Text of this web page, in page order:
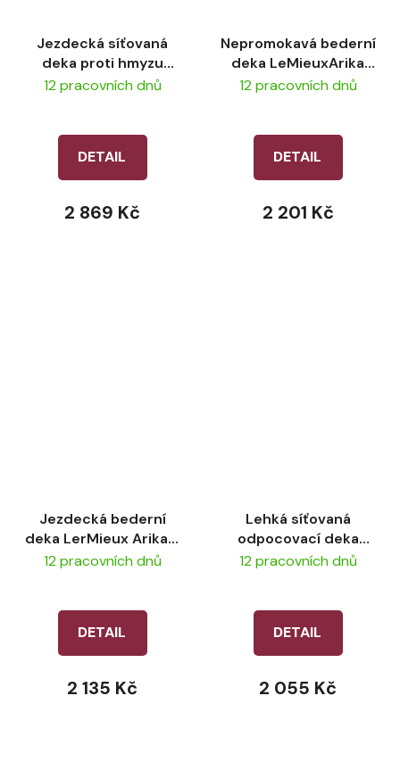
Jezdecká síťovaná
deka proti hmyzu
LeMieux Ride On -
12 pracovních dnů
DETAIL
2 869 Kč
Nepromokavá bederní
deka LeMieuxArika
Waterproof Quarter
12 pracovních dnů
DETAIL
2 201 Kč
Jezdecká bederní
deka LerMieux Arika -
Navy
12 pracovních dnů
DETAIL
2 135 Kč
Lehká síťovaná
odpocovací deka
LeMieux Competition
12 pracovních dnů
DETAIL
2 055 Kč